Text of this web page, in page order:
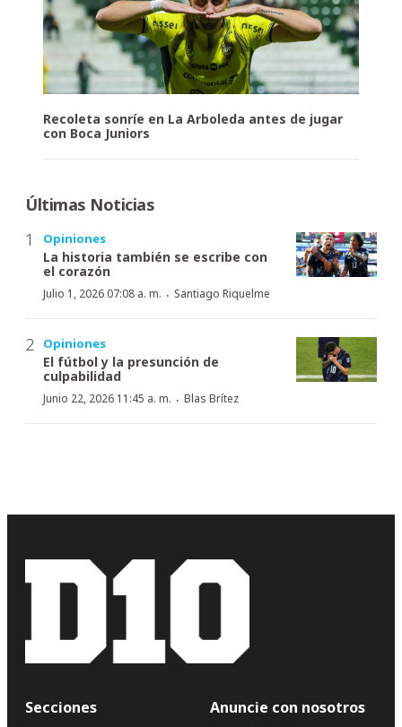
Recoleta sonríe en La Arboleda antes de jugar
con Boca Juniors
Últimas Noticias
Opiniones
La historia también se escribe con
el corazón
Julio 1, 2026 07:08 a. m. · Santiago Riquelme
Opiniones
El fútbol y la presunción de
culpabilidad
Junio 22, 2026 11:45 a. m. · Blas Brítez
Secciones
Anuncie con nosotros